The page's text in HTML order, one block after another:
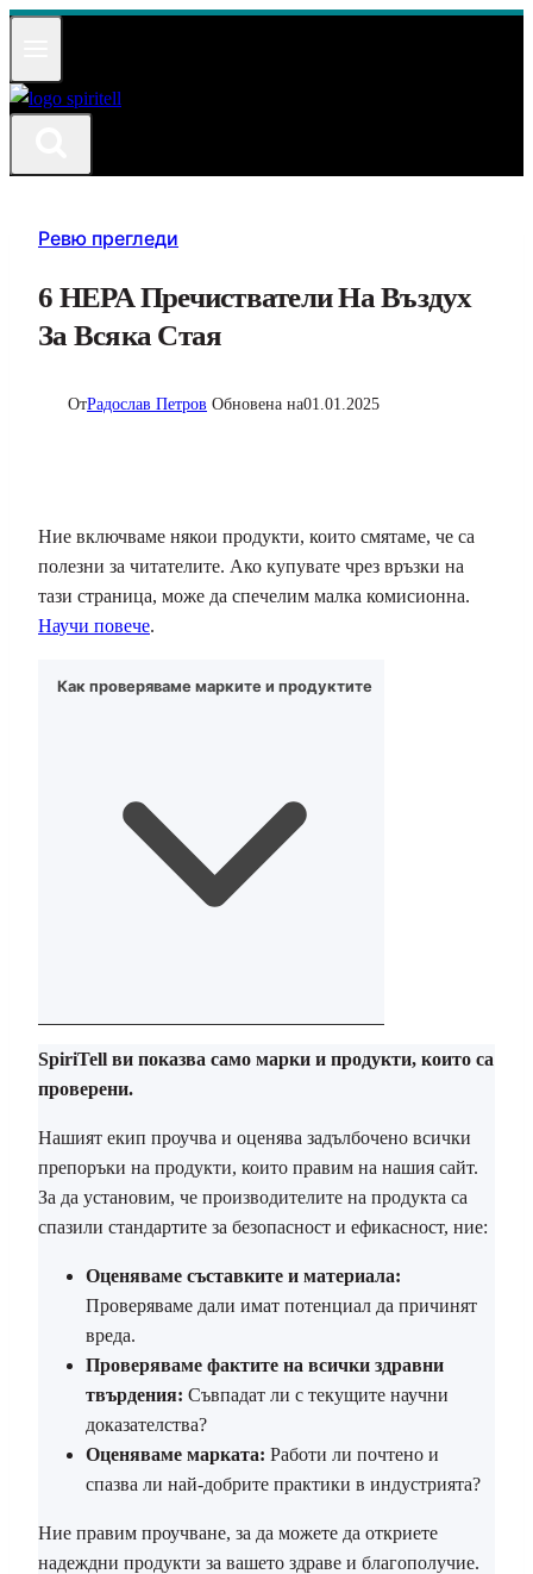
Към
Ревю прегледи
6 HEPA Пречистватели На Въздух
За Всяка Стая
ОтРадослав Петров Обновена на01.01.2025
Ние включваме някои продукти, които смятаме, че са
полезни за читателите. Ако купувате чрез връзки на
тази страница, може да спечелим малка комисионна.
Научи повече.
Как проверяваме марките и продуктите
SpiriTell ви показва само марки и продукти, които са
проверени.
Нашият екип проучва и оценява задълбочено всички
препоръки на продукти, които правим на нашия сайт.
За да установим, че производителите на продукта са
спазили стандартите за безопасност и ефикасност, ние:
Оценяваме съставките и материала:
Проверяваме дали имат потенциал да причинят
вреда.
Проверяваме фактите на всички здравни
твърдения: Съвпадат ли с текущите научни
доказателства?
Оценяваме марката: Работи ли почтено и
спазва ли най-добрите практики в индустрията?
Ние правим проучване, за да можете да откриете
надеждни продукти за вашето здраве и благополучие.